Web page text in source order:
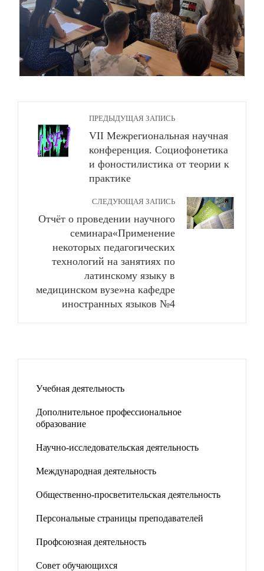
ПРЕДЫДУЩАЯ ЗАПИСЬ
VII Межрегиональная научная
конференция. Социофонетика
и фоностилистика от теории к
практике
СЛЕДУЮЩАЯ ЗАПИСЬ
Отчёт о проведении научного
семинара«Применение
некоторых педагогических
технологий на занятиях по
латинскому языку в
медицинском вузе»на кафедре
иностранных языков №4
Учебная деятельность
Дополнительное профессиональное
образование
Научно-исследовательская деятельность
Международная деятельность
Общественно-просветительская деятельность
Персональные страницы преподавателей
Профсоюзная деятельность
Совет обучающихся